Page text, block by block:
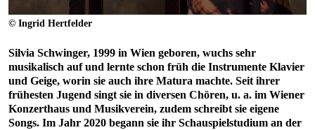
© Ingrid Hertfelder
Silvia Schwinger, 1999 in Wien geboren, wuchs sehr
musikalisch auf und lernte schon früh die Instrumente Klavier
und Geige, worin sie auch ihre Matura machte. Seit ihrer
frühesten Jugend singt sie in diversen Chören, u. a. im Wiener
Konzerthaus und Musikverein, zudem schreibt sie eigene
Songs. Im Jahr 2020 begann sie ihr Schauspielstudium an der